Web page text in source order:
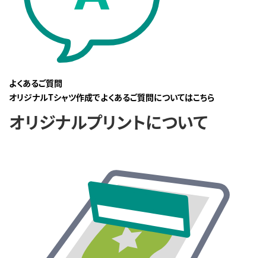
よくあるご質問
オリジナルTシャツ作成でよくあるご質問についてはこちら
オリジナルプリントについて